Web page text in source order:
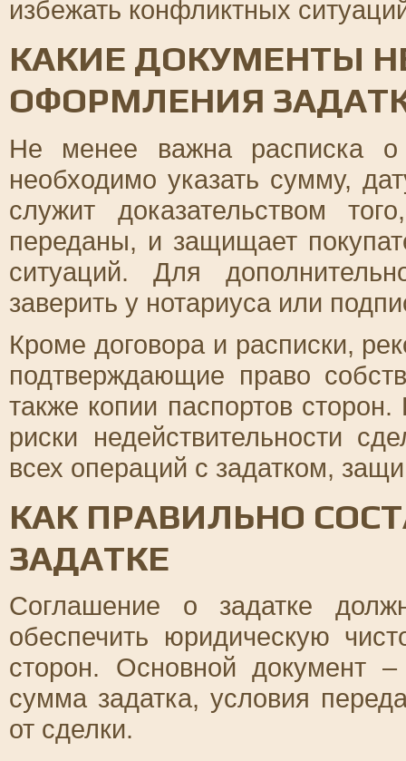
избежать конфликтных
КАКИЕ ДОКУМЕНТЫ
ОФОРМЛЕНИЯ
Не менее важна расписка о
необходимо указать сумму,
служит доказательством
переданы, и защищает
ситуаций. Для
заверить у нотариуса или
Кроме договора и расписки,
подтверждающие право
также копии паспортов
риски недействительности
всех операций с задатком,
КАК ПРАВИЛЬНО
ЗАДАТКЕ
Соглашение о задатке
обеспечить юридическую
сторон. Основной документ
сумма задатка, условия
от сделки.